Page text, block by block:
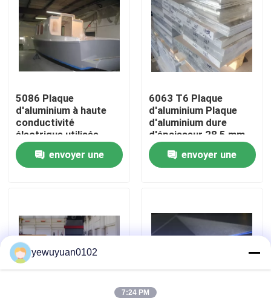
Vidéos
VR Show
Au sujet de nous
Visite d'usine
Contactez-nous
Nouvelles
5086 Plaque
d'aluminium à haute
conductivité
électrique utilisée
dans la construction
navale envoyer une
6063 T6 Plaque
d'aluminium Plaque
d'aluminium dure
d'épaisseur 28,5 mm
envoyer une
yewuyuan0102
7:24 PM